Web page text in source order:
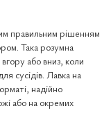
правильним рішенням
Така розумна
або вниз, коли
сусідів. Лавка на
надійно
або на окремих